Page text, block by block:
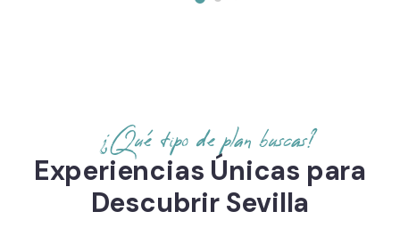
¿Qué tipo de plan buscas?
Experiencias Únicas para
Descubrir Sevilla